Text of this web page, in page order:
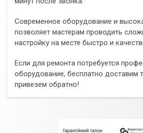
Современное оборудование и
позволяет мастерам проводить
настройку на месте быстро и
Если для ремонта потребуется
оборудование, бесплатно доставим
привезем обратно!